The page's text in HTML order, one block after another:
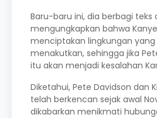
Baru-baru ini, dia berbagi teks
mengungkapkan bahwa
menciptakan lingkungan
menakutkan, sehingga jika
itu akan menjadi kesalahan
Diketahui, Pete Davidson dan
telah berkencan sejak awal
dikabarkan menikmati